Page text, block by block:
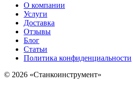
О компании
Услуги
Доставка
Отзывы
Блог
Статьи
Политика конфиденциальности
© 2026 «Станкоинструмент»